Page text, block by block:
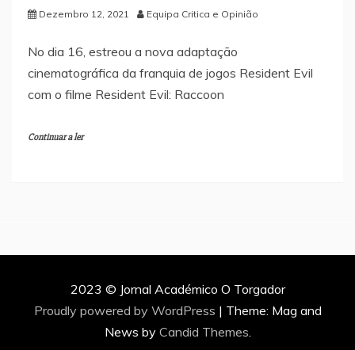
Dezembro 12, 2021 Equipa Critica e Opinião
No dia 16, estreou a nova adaptação
cinematográfica da franquia de jogos Resident Evil
com o filme Resident Evil: Raccoon
Continuar a ler
2023 © Jornal Académico O Torgador
Proudly powered by WordPress | Theme: Mag and
News by Candid Themes.